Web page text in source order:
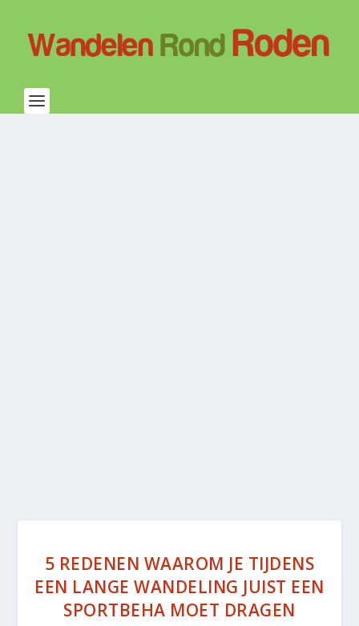
5 REDENEN WAAROM JE TIJDENS
EEN LANGE WANDELING JUIST EEN
SPORTBEHA MOET DRAGEN